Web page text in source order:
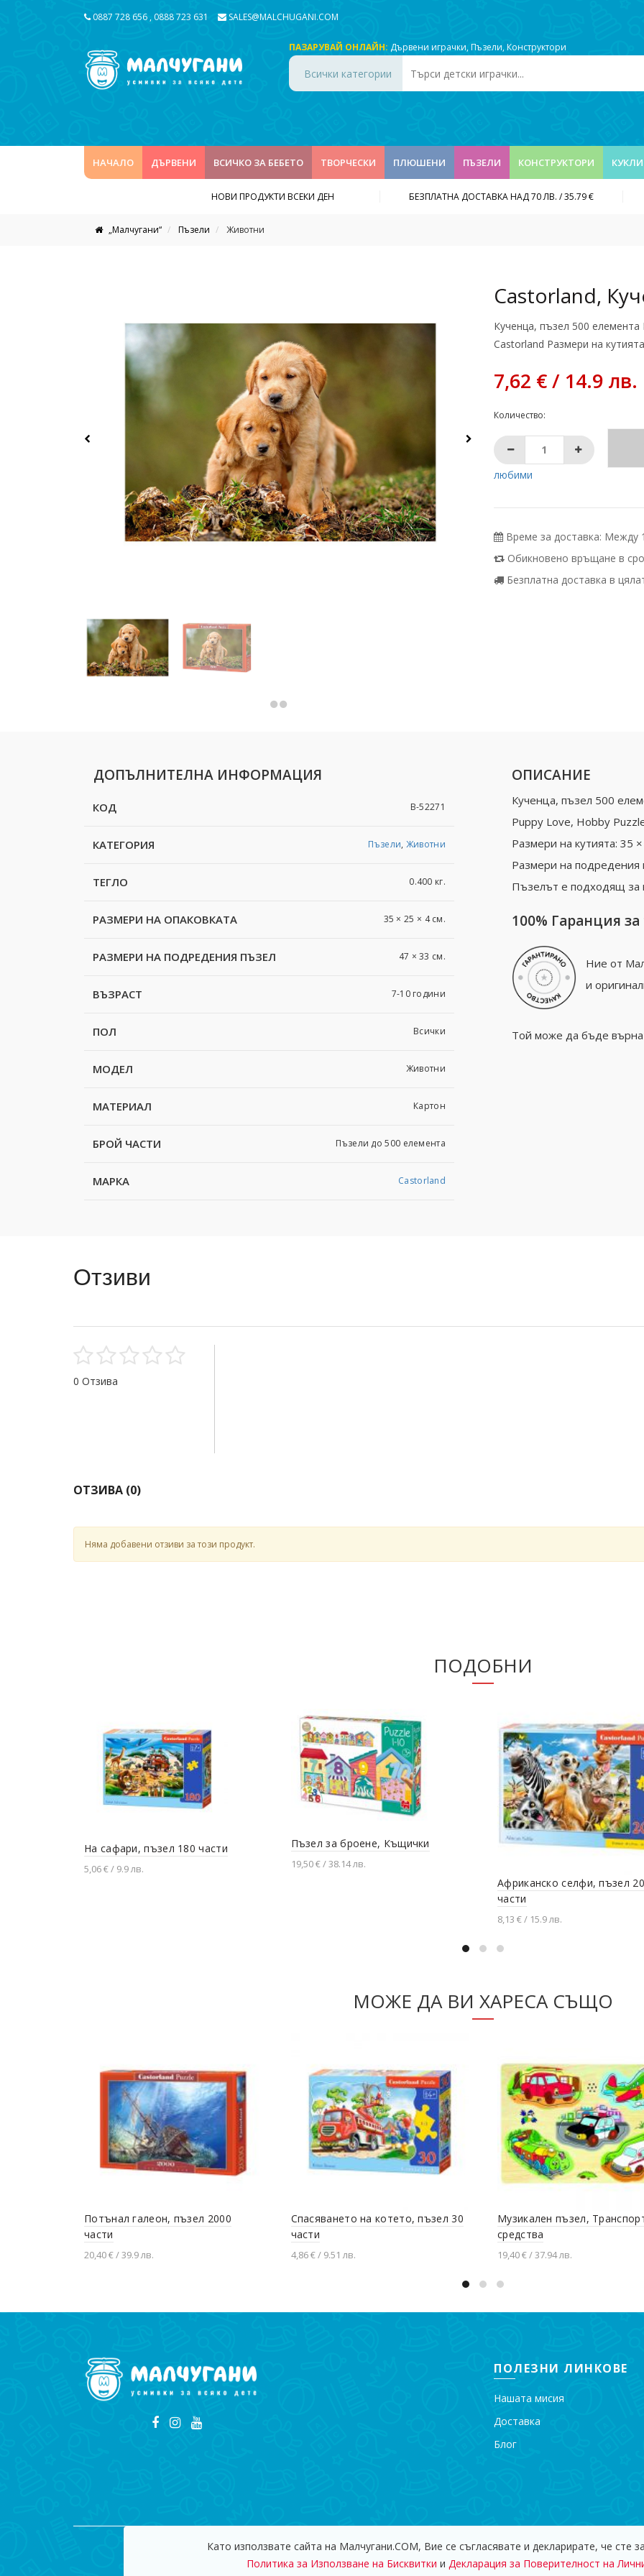
Като използвате сайта на Малчугани.COM, Вие се съгласявате и декларирате, че сте
Политика за Използване на Бисквитки и Декларация за Поверителност на
0887 728 656 , 0888 723 631 SALES@MALCHUGANI.COM
ПАЗАРУВАЙ ОНЛАЙН: Дървени играчки,Пъзели,Конструктори
Всички категории
НАЧАЛО ДЪРВЕНИ ВСИЧКО ЗА БЕБЕТО ТВОРЧЕСКИ ПЛЮШЕНИ ПЪЗЕЛИ КОНСТРУКТОРИ КУКЛИ
НОВИ ПРОДУКТИ ВСЕКИ ДЕН БЕЗПЛАТНА ДОСТАВКА НАД 70 ЛВ. / 35.79 €
„Малчугани“ Пъзели Животни
Castorland,
Кученца, пъзел 500
Castorland Размери на
7,62 € / 14.9 лв.
Количество:
любими
Време за доставка: Между
Обикновено връщане в
Безплатна доставка в
ДОПЪЛНИТЕЛНА ИНФОРМАЦИЯ
КОД B-52271
КАТЕГОРИЯ Пъзели, Животни
ТЕГЛО 0.400 кг.
РАЗМЕРИ НА ОПАКОВКАТА 35 × 25 × 4 см.
РАЗМЕРИ НА ПОДРЕДЕНИЯ ПЪЗЕЛ 47 × 33 см.
ВЪЗРАСТ 7-10 години
ПОЛ Всички
МОДЕЛ Животни
МАТЕРИАЛ Картон
БРОЙ ЧАСТИ Пъзели до 500 елемента
МАРКА Castorland
ОПИСАНИЕ
Кученца, пъзел 500
Puppy Love, Hobby
Размери на кутията: 35
Размери на подредения
Пъзелът е подходящ за
100% Гаранция
Ние от
и
Той може да бъде
Отзиви
0 Отзива
ОТЗИВА (0)
Няма добавени отзиви за този продукт.
ПОДОБНИ
На сафари, пъзел 180 части
5,06 € / 9.9 лв.
Пъзел за броене, Къщички
19,50 € / 38.14 лв.
Африканско селфи, пъзел
части
8,13 € / 15.9 лв.
МОЖЕ ДА ВИ ХАРЕСА СЪЩО
Потънал галеон, пъзел 2000
части
20,40 € / 39.9 лв.
Спасяването на котето, пъзел 30
части
4,86 € / 9.51 лв.
Музикален пъзел,
средства
19,40 € / 37.94 лв.
ПОЛЕЗНИ ЛИНКОВЕ
Нашата мисия
Доставка
Блог
© 2009 - 2018 Магазин за Детски Играчки "Малчугани". Всички права